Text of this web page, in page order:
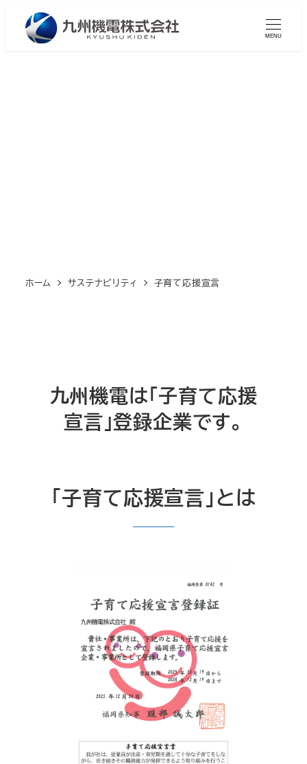
MENU
ホーム サステナビリティ 子育て応援宣言
九州機電は「子育て応援
宣言」登録企業です。
「子育て応援宣言」とは